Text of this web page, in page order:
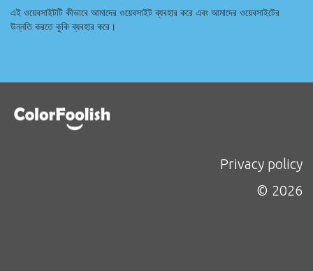
এই ওয়েবসাইটটি কীভাবে আমাদের ওয়েবসাইট ব্যবহার করে এবং আমাদের ওয়েবসাইটের
উন্নতি করতে কুকি ব্যবহার করে।
Privacy policy
© 2026